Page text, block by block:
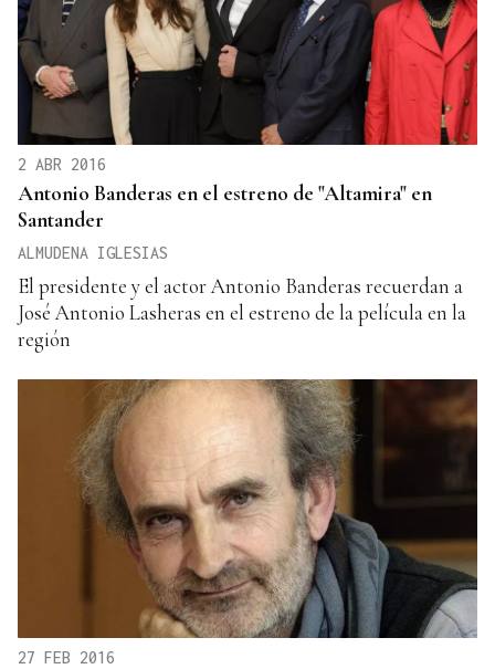
2 ABR 2016
Antonio Banderas en el estreno de "Altamira" en
Santander
ALMUDENA IGLESIAS
El presidente y el actor Antonio Banderas recuerdan a
José Antonio Lasheras en el estreno de la película en la
región
27 FEB 2016